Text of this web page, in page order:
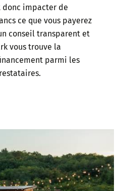
donc impacter de
ce que vous payerez
conseil transparent et
vous trouve la
parmi les